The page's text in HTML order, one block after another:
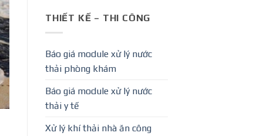
THIẾT KẾ – THI CÔNG
Báo giá module xử lý nước
thải phòng khám
Báo giá module xử lý nước
thải y tế
Xử lý khí thải nhà ăn công